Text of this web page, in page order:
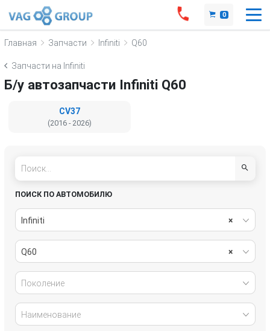
0
Главная Запчасти Infiniti Q60
Запчасти на Infiniti
Б/у автозапчасти Infiniti Q60
CV37
(2016 - 2026)
ПОИСК ПО АВТОМОБИЛЮ
×
Infiniti
×
Q60
Поколение
Наименование